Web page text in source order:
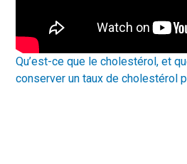
Qu’est-ce que le cholestérol, et
conserver un taux de cholestérol